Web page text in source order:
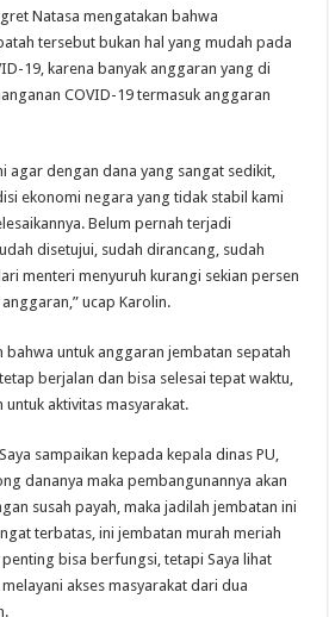
Natasa mengatakan bahwa
tersebut bukan hal yang mudah pada
19, karena banyak anggaran yang di
COVID-19 termasuk anggaran
agar dengan dana yang sangat sedikit,
ekonomi negara yang tidak stabil kami
Belum pernah terjadi
disetujui, sudah dirancang, sudah
menteri menyuruh kurangi sekian persen
ucap Karolin.
bahwa untuk anggaran jembatan sepatah
berjalan dan bisa selesai tepat waktu,
aktivitas masyarakat.
sampaikan kepada kepala dinas PU,
dananya maka pembangunannya akan
susah payah, maka jadilah jembatan ini
terbatas, ini jembatan murah meriah
bisa berfungsi, tetapi Saya lihat
akses masyarakat dari dua